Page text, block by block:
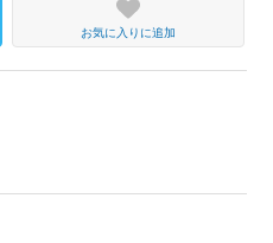
お気に入りに追加